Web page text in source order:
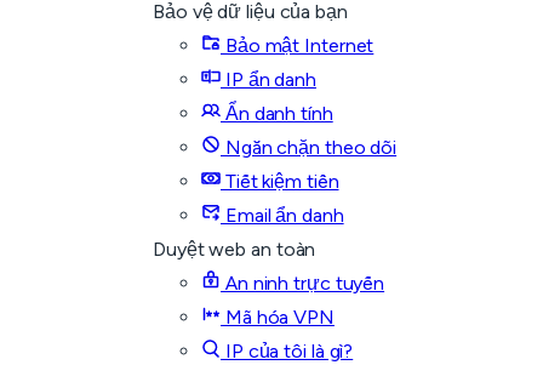
Bảo vệ dữ liệu của bạn
Bảo mật Internet
IP ẩn danh
Ẩn danh tính
Ngăn chặn theo dõi
Tiết kiệm tiền
Email ẩn danh
Duyệt web an toàn
An ninh trực tuyến
Mã hóa VPN
IP của tôi là gì?